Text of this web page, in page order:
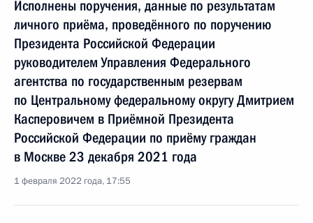
Исполнены поручения, данные по результатам
личного приёма, проведённого по поручению
Президента Российской Федерации
руководителем Управления Федерального
агентства по государственным резервам
по Центральному федеральному округу Дмитрием
Касперовичем в Приёмной Президента
Российской Федерации по приёму граждан
в Москве 23 декабря 2021 года
1 февраля 2022 года, 17:55